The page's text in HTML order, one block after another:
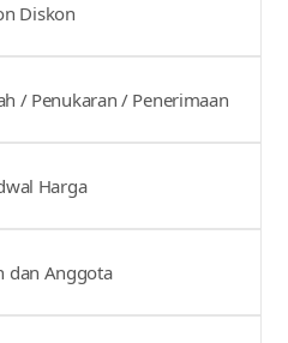
Diskon
/ Penukaran / Penerimaan
Harga
dan Anggota